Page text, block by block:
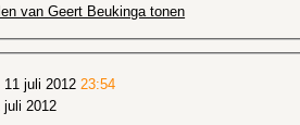
van Geert Beukinga tonen
11 juli 2012 23:54
juli 2012